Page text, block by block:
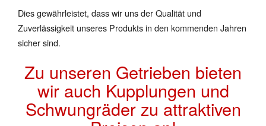
Dies gewährleistet, dass wir uns der Qualität und
Zuverlässigkeit unseres Produkts in den kommenden Jahren
sicher sind.
Zu unseren Getrieben bieten
wir auch Kupplungen und
Schwungräder zu attraktiven